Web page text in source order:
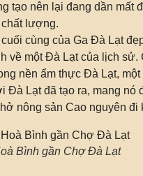
tạo nên lại đang dần mất
lượng.
cùng của Ga Đà Lạt
về một Đà Lạt của lịch sử.
nền ẩm thực Đà Lạt,
Đà Lạt đã tạo ra, mang nó
nông sản Cao nguyên đi
Bình gần Chợ Đà Lạt